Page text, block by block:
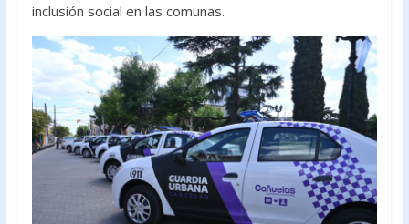
inclusión social en las comunas.